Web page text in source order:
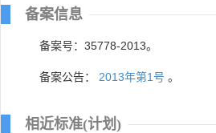
备案信息
备案号：35778-2013。
备案公告： 2013年第1号 。
相近标准(计划)